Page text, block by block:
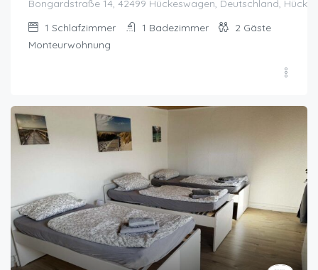
Bongardstraße 14, 42499 Hückeswagen, Deutschland,
1 Schlafzimmer 1 Badezimmer 2 Gäste
Monteurwohnung